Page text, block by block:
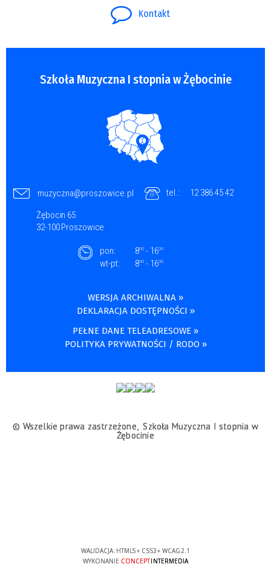
Kontakt
Szkoła Muzyczna I stopnia w Żębocinie
muzyczna@proszowice.pl
Żębocin 65
32-100 Proszowice
tel.: 12 386 45 42
pon: 800 - 1600
wt-pt: 800 - 1600
WERSJA ARCHIWALNA »
DEKLARACJA DOSTĘPNOŚCI »
PEŁNE DANE TELEADRESOWE »
POLITYKA PRYWATNOŚCI / RODO »
© Wszelkie prawa zastrzeżone, Szkoła Muzyczna I stopnia w
Żębocinie
WALIDACJA: HTML5+ CSS3+ WCAG 2.1
WYKONANIE CONCEPTINTERMEDIA